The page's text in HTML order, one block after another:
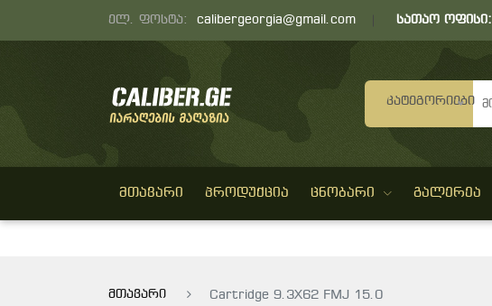
ელ. ფოსტა: calibergeorgia@gmail.com სათაო ოფისი:
Კატეგორიები
ᲛᲗᲐᲕᲐᲠᲘ ᲞᲠᲝᲓᲣᲥᲪᲘᲐ ᲪᲜᲝᲑᲐᲠᲘ ᲒᲐᲚᲔᲠᲔᲐ
მთავარი Cartridge 9.3X62 FMJ 15.0